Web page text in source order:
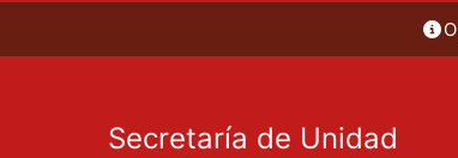
Secretaría de Unidad